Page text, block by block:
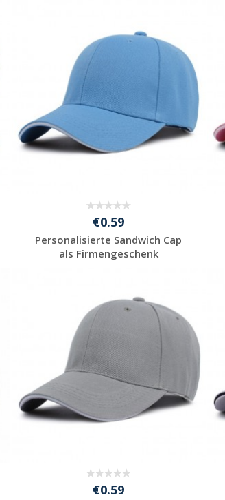
€0.59
Personalisierte Sandwich Cap
als Firmengeschenk
anfordern
€0.59